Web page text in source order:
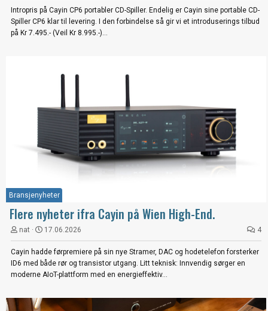
Intropris på Cayin CP6 portabler CD-Spiller. Endelig er Cayin sine portable CD-
Spiller CP6 klar til levering. I den forbindelse så gir vi et introduserings tilbud
på Kr 7.495.- (Veil Kr 8.995.-)...
Bransjenyheter
Flere nyheter ifra Cayin på Wien High-End.
nat 17.06.2026 4
Cayin hadde førpremiere på sin nye Stramer, DAC og hodetelefon forsterker
ID6 med både rør og transistor utgang. Litt teknisk: Innvendig sørger en
moderne AIoT-plattform med en energieffektiv...